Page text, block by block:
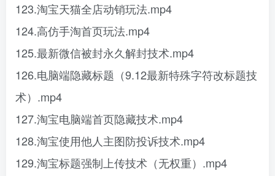
123.淘宝天猫全店动销玩法.mp4
124.高仿手淘首页玩法.mp4
125.最新微信被封永久解封技术.mp4
126.电脑端隐藏标题（9.12最新特殊字符改标题技
术）.mp4
127.淘宝电脑端首页隐藏技术.mp4
128.淘宝使用他人主图防投诉技术.mp4
129.淘宝标题强制上传技术（无权重）.mp4